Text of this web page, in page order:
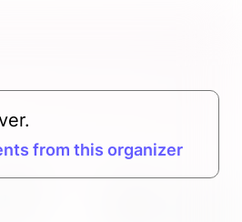
from this organizer